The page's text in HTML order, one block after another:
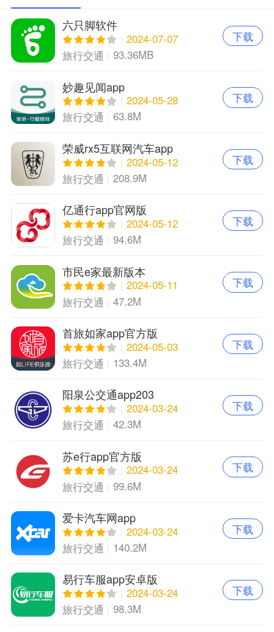
六只脚软件
2024-07-07
旅行交通
93.36MB
下载
妙趣见闻app
2024-05-28
旅行交通
63.8M
下载
荣威rx5互联网汽车app
2024-05-12
旅行交通
208.9M
下载
亿通行app官网版
2024-05-12
旅行交通
94.6M
下载
市民e家最新版本
2024-05-11
旅行交通
47.2M
下载
首旅如家app官方版
2024-05-03
旅行交通
133.4M
下载
阳泉公交通app203
2024-03-24
旅行交通
42.3M
下载
苏e行app官方版
2024-03-24
旅行交通
99.6M
下载
爱卡汽车网app
2024-03-24
旅行交通
140.2M
下载
易行车服app安卓版
2024-03-24
旅行交通
98.3M
下载